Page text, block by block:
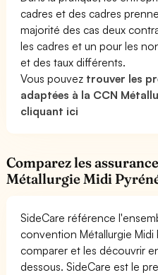
cadres et des cadres
majorité des cas deux
les cadres et un pour les
et des taux différents.
Vous pouvez trouver les
adaptées à la CCN
cliquant ici
Comparez les
Métallurgie Midi
SideCare référence
convention Métallurgie Midi
comparer et les découvrir
dessous. SideCare est le